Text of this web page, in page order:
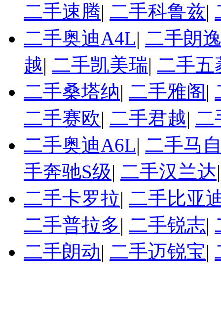
二手速腾| 二手科鲁兹|
二手奥迪A4L| 二手朗
越| 二手凯美瑞| 二手五
二手桑塔纳| 二手雅阁|
二手赛欧| 二手君越| 二
二手奥迪A6L| 二手马
手奔驰S级| 二手汉兰达
二手卡罗拉| 二手比亚
二手普拉多| 二手锐志|
二手朗动| 二手迈锐宝|